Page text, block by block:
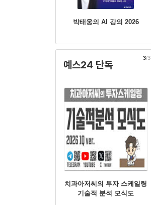
박태웅의 AI 강의 2026
예스24 단독
치과아저씨의 투자 스케일링
기술적 분석 모식도
3/3